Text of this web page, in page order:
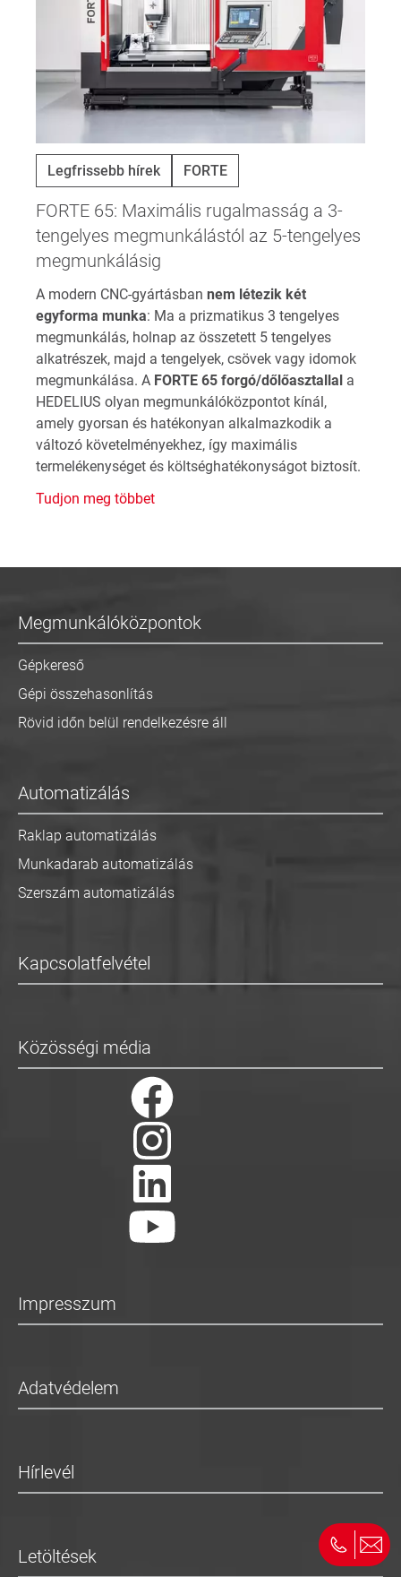
Legfrissebb hírek FORTE
FORTE 65: Maximális rugalmasság a 3-
tengelyes megmunkálástól az 5-tengelyes
megmunkálásig
A modern CNC-gyártásban nem létezik két
egyforma munka: Ma a prizmatikus 3 tengelyes
megmunkálás, holnap az összetett 5 tengelyes
alkatrészek, majd a tengelyek, csövek vagy idomok
megmunkálása. A FORTE 65 forgó/dőlőasztallal a
HEDELIUS olyan megmunkálóközpontot kínál,
amely gyorsan és hatékonyan alkalmazkodik a
változó követelményekhez, így maximális
termelékenységet és költséghatékonyságot biztosít.
Tudjon meg többet
Megmunkálóközpontok
Gépkereső
Gépi összehasonlítás
Rövid időn belül rendelkezésre áll
Automatizálás
Raklap automatizálás
Munkadarab automatizálás
Szerszám automatizálás
Kapcsolatfelvétel
Közösségi média
Impresszum
Adatvédelem
Hírlevél
Letöltések